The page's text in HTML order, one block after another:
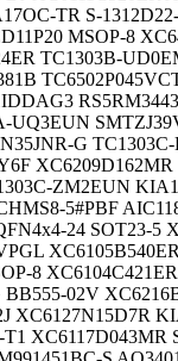
TR S-
MSOP-8
TC1303B-
UQ3EUN
G
XC6209D162MR
ZM2EUN
5#PBF
24 SOT23-5
8 XC6104C421ER
02V
XC6127N15D7R
XC6117D043MR